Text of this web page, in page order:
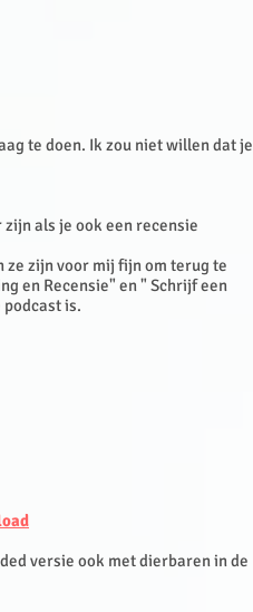
te doen. Ik zou niet willen dat je
als je ook een recensie
ze zijn voor mij fijn om terug te
en Recensie" en " Schrijf een
is.
versie ook met dierbaren in de